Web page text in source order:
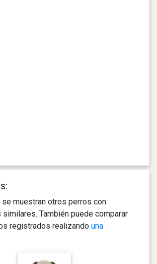
se muestran otros perros con
También puede comparar
registrados realizando una